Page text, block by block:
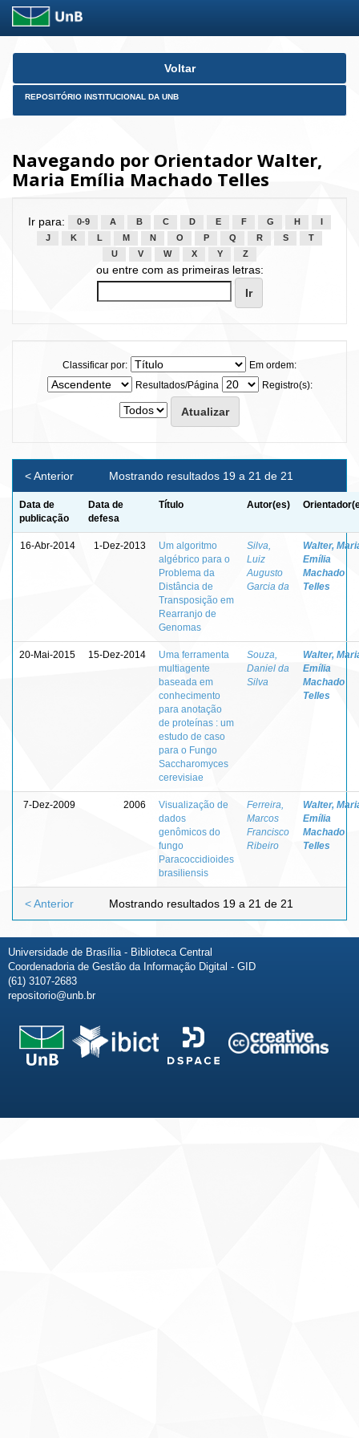
Skip
Voltar
REPOSITÓRIO INSTITUCIONAL DA UNB
Navegando por Orientador Walter,
Maria Emília Machado Telles
Ir para: 0-9 A B C D E F G H
J
K L M N O P Q R S
T
U
V W X Y Z
ou entre com as primeiras letras:
Classificar por:
Em ordem:
Resultados/Página
Registro(s):
Mostrando resultados 19 a 21 de 21
< Anterior
Data de
publicação
Data de
defesa
Título Autor(es)
16-Abr-2014 1-Dez-2013
Um algoritmo
algébrico para o
Problema da
Distância de
Transposição em
Rearranjo de
Genomas
Silva,
Luiz
Augusto
Garcia da
Walter,
Emília
Machado
Telles
20-Mai-2015 15-Dez-2014
Uma ferramenta
multiagente
baseada em
conhecimento
para anotação
de proteínas : um
estudo de caso
para o Fungo
Saccharomyces
cerevisiae
Souza,
Daniel da
Silva
Walter,
Emília
Machado
Telles
7-Dez-2009 2006
Visualização de
dados
genômicos do
fungo
Paracoccidioides
brasiliensis
Ferreira,
Marcos
Francisco
Ribeiro
Walter,
Emília
Machado
Telles
Mostrando resultados 19 a 21 de 21
< Anterior
Universidade de Brasília - Biblioteca Central
Coordenadoria de Gestão da Informação Digital - GID
(61) 3107-2683
repositorio@unb.br